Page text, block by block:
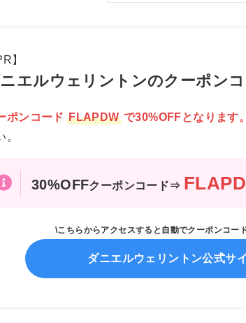
】
エルウェリントンのクーポンコ
ポンコードFLAPDWで30%OFFとなります。
。
30%OFFクーポンコード⇒
\こちらからアクセスすると自動でクーポンコー
ダニエルウェリントン公式サ